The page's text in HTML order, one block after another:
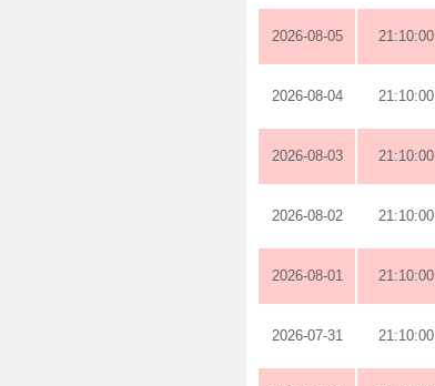
2026-08-05 21:10:00
2026-08-04 21:10:00
2026-08-03 21:10:00
2026-08-02 21:10:00
2026-08-01 21:10:00
2026-07-31 21:10:00